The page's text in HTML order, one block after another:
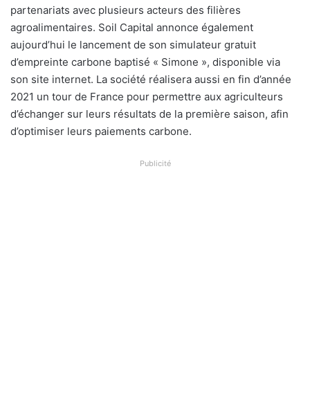
partenariats avec plusieurs acteurs des filières
agroalimentaires. Soil Capital annonce également
aujourd’hui le lancement de son simulateur gratuit
d’empreinte carbone baptisé « Simone », disponible via
son site internet. La société réalisera aussi en fin d’année
2021 un tour de France pour permettre aux agriculteurs
d’échanger sur leurs résultats de la première saison, afin
d’optimiser leurs paiements carbone.
Publicité